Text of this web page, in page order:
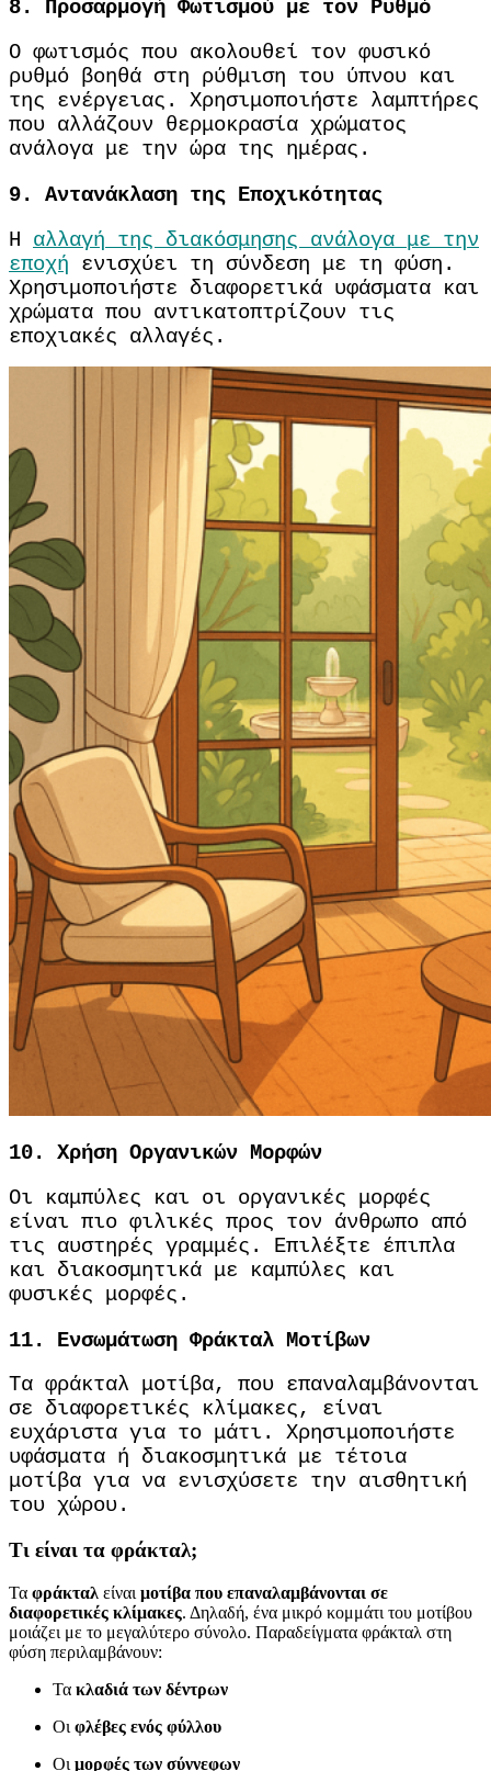
8. Προσαρμογή Φωτισμού με τον Ρυθμό
Ο φωτισμός που ακολουθεί τον φυσικό
ρυθμό βοηθά στη ρύθμιση του ύπνου και
της ενέργειας.
Χρησιμοποιήστε λαμπτήρες
που αλλάζουν θερμοκρασία χρώματος
ανάλογα με την ώρα της ημέρας.
9. Αντανάκλαση της Εποχικότητας
Η αλλαγή της διακόσμησης ανάλογα με την
εποχή ενισχύει τη σύνδεση με τη φύση.
Χρησιμοποιήστε διαφορετικά υφάσματα και
χρώματα που αντικατοπτρίζουν τις
εποχιακές αλλαγές.
10. Χρήση Οργανικών Μορφών
Οι καμπύλες και οι οργανικές μορφές
είναι πιο φιλικές προς τον άνθρωπο από
τις αυστηρές γραμμές.
Επιλέξτε έπιπλα
και διακοσμητικά με καμπύλες και
φυσικές μορφές.
11. Ενσωμάτωση Φράκταλ Μοτίβων
Τα φράκταλ μοτίβα, που επαναλαμβάνονται
σε διαφορετικές κλίμακες, είναι
ευχάριστα για το μάτι.
Χρησιμοποιήστε
υφάσματα ή διακοσμητικά με τέτοια
μοτίβα για να ενισχύσετε την αισθητική
του χώρου.
Τι είναι τα φράκταλ;
Τα φράκταλ είναι μοτίβα που επαναλαμβάνονται σε
διαφορετικές κλίμακες. Δηλαδή, ένα μικρό κομμάτι του μοτίβου
μοιάζει με το μεγαλύτερο σύνολο. Παραδείγματα φράκταλ στη
φύση περιλαμβάνουν:
Τα κλαδιά των δέντρων
Οι φλέβες ενός φύλλου
Οι μορφές των σύννεφων